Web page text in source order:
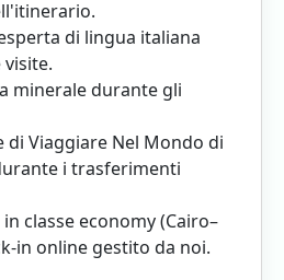
di lingua italiana
minerale durante gli
di Viaggiare Nel Mondo di
i trasferimenti
classe economy (Cairo–
in online gestito da noi.